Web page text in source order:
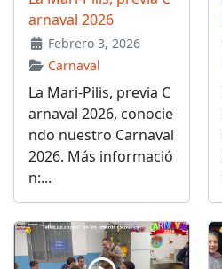
arnaval 2026
Febrero 3, 2026
Carnaval
La Mari-Pilis, previa C
arnaval 2026, conocie
ndo nuestro Carnaval
2026. Más informació
n:...